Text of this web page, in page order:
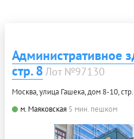
Административное
стр. 8Лот №97130
Москва, улица Гашека, дом 8-10,
м. Маяковская 5 мин. пешком